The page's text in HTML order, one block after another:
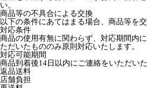
い。
商品等の不具合による交換
以下の条件にあてはまる場合、商品等を交
対応条件
商品の使用有無に関わらず、対応期間内
ただいたもののみ原則対応いたします。
対応可能期間
商品到着後14日以内にご連絡をいただい
返品送料
店舗負担